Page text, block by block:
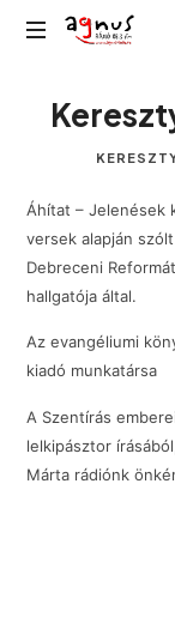
Agnus
közösségi
rádiója
Áhítat – Jelenések
versek alapján
Debreceni
hallgatója által.
Az evangéliumi
kiadó munkatársa
A Szentírás
lelkipásztor
Márta rádiónk